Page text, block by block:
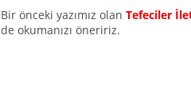
Bir önceki yazımız olan Tefeciler
de okumanızı öneririz.